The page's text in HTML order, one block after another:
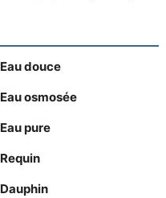
Eau douce
Eau osmosée
Eau pure
Requin
Dauphin